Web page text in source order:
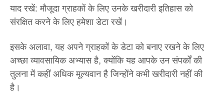
याद रखें: मौजूदा ग्राहकों के लिए उनके खरीदारी इतिहास को
संरक्षित करने के लिए हमेशा डेटा रखें।
इसके अलावा, यह अपने ग्राहकों के डेटा को बनाए रखने के लिए
अच्छा व्यावसायिक अभ्यास है, क्योंकि यह आपके उन संपर्कों की
तुलना में कहीं अधिक मूल्यवान है जिन्होंने कभी खरीदारी नहीं की
है।